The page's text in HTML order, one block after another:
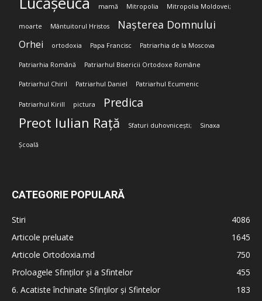
mamă Mitropolia Mitropolia Moldovei;
moarte Mântuitorul Hristos Nașterea Domnului
Orhei ortodoxia Papa Francisc Patriarhia de la Moscova
Patriarhia Română Patriarhul Bisericii Ortodoxe Române
Patriarhul Chiril Patriarhul Daniel Patriarhul Ecumenic
Patriarhul Kirill pictura Predica
Preot Iulian Rață Sfaturi duhovnicești; Sinaxa
Școală
CATEGORIE POPULARĂ
Stiri
4086
Articole preluate
1645
Articole Ortodoxia.md
750
Proloagele Sfinților și a Sfintelor
455
6. Acatiste închinate Sfinților și Sfintelor
183